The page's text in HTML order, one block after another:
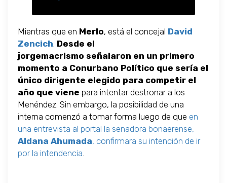
Mientras que en Merlo, está el concejal David
Zencich. Desde el
jorgemacrismo señalaron en un primero
momento a Conurbano Político que sería el
único dirigente elegido para competir el
año que viene para intentar destronar a los
Menéndez. Sin embargo, la posibilidad de una
interna comenzó a tomar forma luego de que en
una entrevista al portal la senadora bonaerense,
Aldana Ahumada, confirmara su intención de ir
por la intendencia.